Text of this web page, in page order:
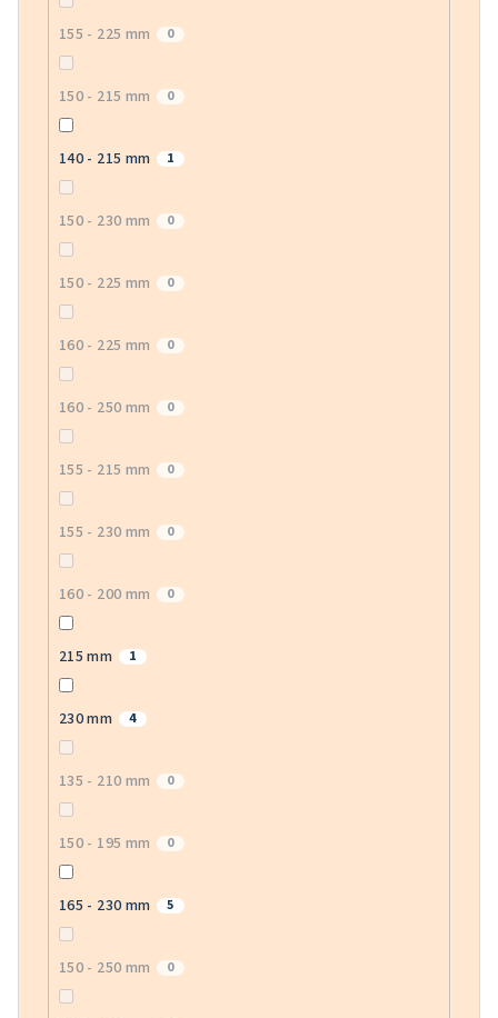
155 - 225 mm 0
150 - 215 mm 0
140 - 215 mm 1
150 - 230 mm 0
150 - 225 mm 0
160 - 225 mm 0
160 - 250 mm 0
155 - 215 mm 0
155 - 230 mm 0
160 - 200 mm 0
215 mm 1
230 mm 4
135 - 210 mm 0
150 - 195 mm 0
165 - 230 mm 5
150 - 250 mm 0